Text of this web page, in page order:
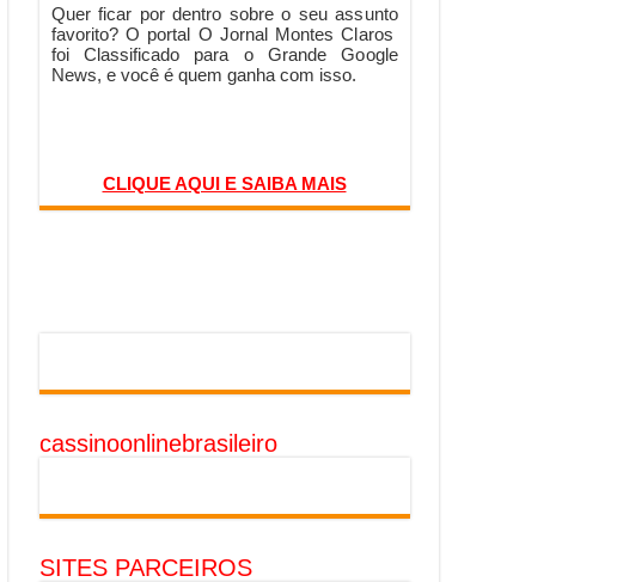
Quer ficar por dentro sobre o seu assunto
favorito? O portal O Jornal Montes Claros
foi Classificado para o Grande Google
News, e você é quem ganha com isso.
CLIQUE AQUI E SAIBA MAIS
cassinoonlinebrasileiro
SITES PARCEIROS